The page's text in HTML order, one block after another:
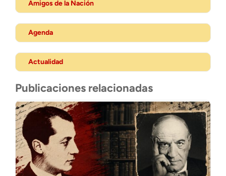
Amigos de la Nación
Agenda
Actualidad
Publicaciones relacionadas